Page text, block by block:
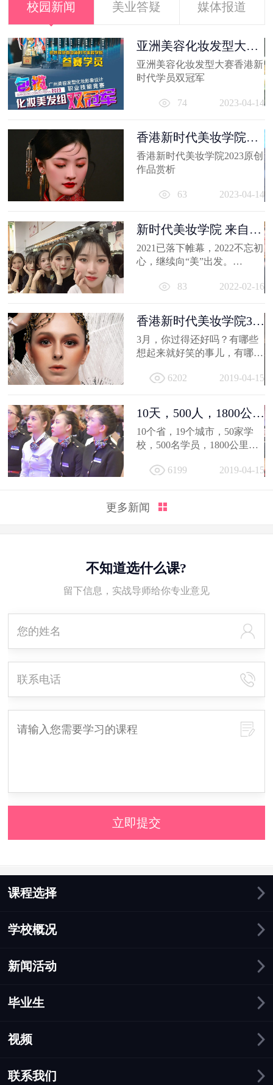
校园新闻 美业答疑 媒体报道
亚洲美容化妆发型大赛
香港新时代...
亚洲美容化妆发型大赛香港新
时代学员双冠军
74 2023-04-14
香港新时代美妆学院
2023原创作品...
香港新时代美妆学院2023原创
作品赏析
63 2023-04-14
新时代美妆学院 来自
2021的回忆
2021已落下帷幕，2022不忘初
心，继续向“美”出发。
的小...
83 2022-02-16
香港新时代美妆学院3月
作品选，...
3月，你过得还好吗？有哪些
想起来就好笑的事儿，有哪值
住...
6202 2019-04-15
10天，500人，1800公
里；不负韶...
10个省，19个城市，50家学
校，500名学员，1800公里，
地方... 6199 2019-04-15
更多新闻
不知道选什么课?
留下信息，实战导师给你专业意见
立即提交
课程选择
学校概况
新闻活动
毕业生
视频
联系我们